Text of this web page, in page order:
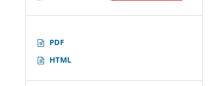
PDF
HTML